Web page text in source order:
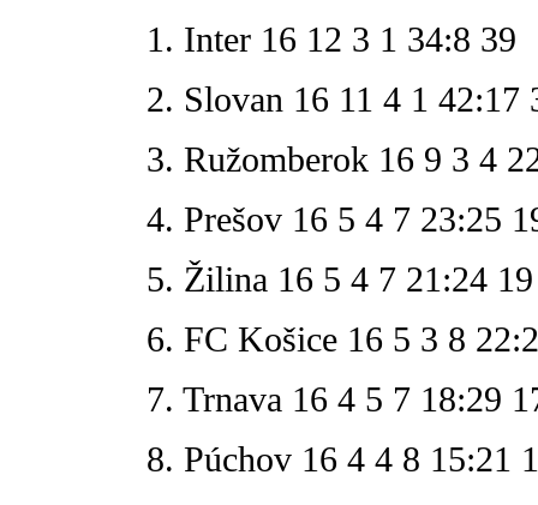
1. Inter 16 12 3 1 34:8 39
2. Slovan 16 11 4 1 42:17
3. Ružomberok 16 9 3 4
4. Prešov 16 5 4 7 23:25
5. Žilina 16 5 4 7 21:24 19
6. FC Košice 16 5 3 8
7. Trnava 16 4 5 7 18:29
8. Púchov 16 4 4 8 15:21